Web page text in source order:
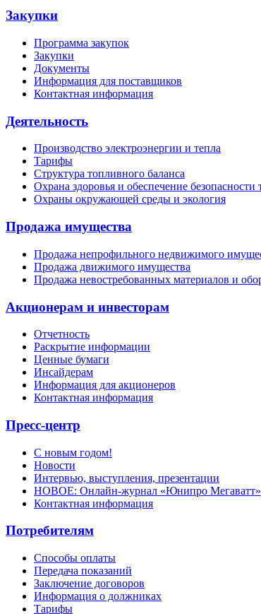
Закупки
Программа закупок
Закупки
Документы
Информация для поставщиков
Контактная информация
Деятельность
Производство электроэнергии и тепла
Тарифы
Структура топливного баланса
Охрана здоровья и обеспечение безопасности
Охраны окружающей среды и экология
Продажа имущества
Продажа непрофильного недвижимого
Продажа движимого имущества
Продажа невостребованных материалов и
Акционерам и инвесторам
Отчетность
Раскрытие информации
Ценные бумаги
Инсайдерам
Информация для акционеров
Контактная информация
Пресс-центр
С новым годом!
Новости
Интервью, выступления, презентации
НОВОЕ: Онлайн-журнал «Юнипро Мегаватт»
Контактная информация
Потребителям
Способы оплаты
Передача показаний
Заключение договоров
Информация о должниках
Тарифы